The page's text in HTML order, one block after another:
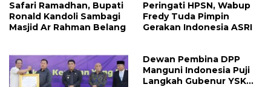
Sondakh
Safari Ramadhan, Bupati
Ronald Kandoli Sambagi
Masjid Ar Rahman Belang
Peringati HPSN, Wabup
Fredy Tuda Pimpin
Gerakan Indonesia ASRI
Dewan Pembina DPP
Manguni Indonesia Puji
Langkah Gubenur YSK